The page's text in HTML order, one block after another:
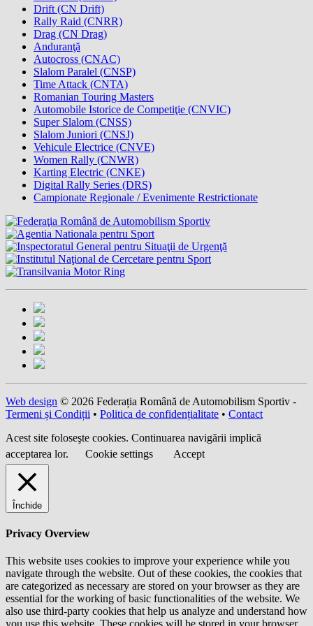
Drift (CN Drift)
Rally Raid (CNRR)
Drag (CN Drag)
Anduranţă
Autocross (CNAC)
Slalom Paralel (CNSP)
Time Attack (CNTA)
Romanian Touring Masters
Automobile Istorice de Competiţie (CNVIC)
Super Slalom (CNSS)
Slalom Juniori (CNSJ)
Vehicule Electrice (CNVE)
Women Rally (CNWR)
Karting Electric (CNKE)
Digital Rally Series (DRS)
Campionate Regionale / Evenimente Restrictionate
Web design © 2026 Federația Română de Automobilism Sportiv -
Termeni și Condiții • Politica de confidențialitate • Contact
Acest site foloseşte cookies. Continuarea navigării implică
acceptarea lor.
Cookie settings Accept
Închide
Privacy Overview
This website uses cookies to improve your experience while you
navigate through the website. Out of these cookies, the cookies that
are categorized as necessary are stored on your browser as they are
essential for the working of basic functionalities of the website. We
also use third-party cookies that help us analyze and understand how
you use this website. These cookies will be stored in your browser